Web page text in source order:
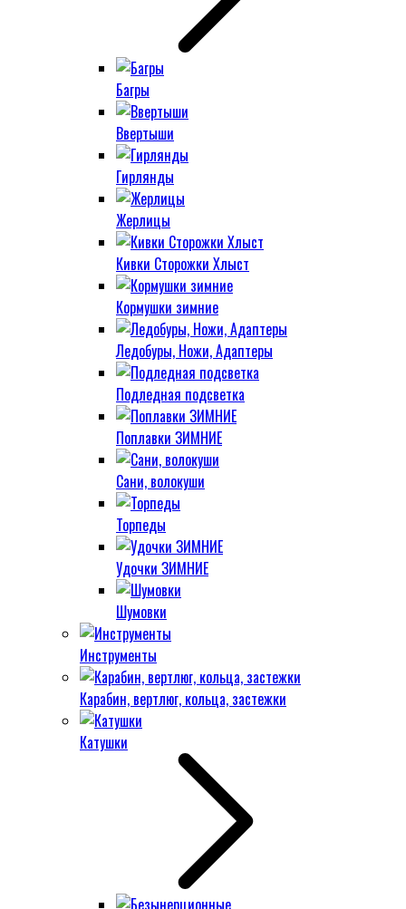
Багры
Ввертыши
Гирлянды
Жерлицы
Кивки Сторожки Хлыст
Кормушки зимние
Ледобуры, Ножи, Адаптеры
Подледная подсветка
Поплавки ЗИМНИЕ
Сани, волокуши
Торпеды
Удочки ЗИМНИЕ
Шумовки
Инструменты
Карабин, вертлюг, кольца, застежки
Катушки